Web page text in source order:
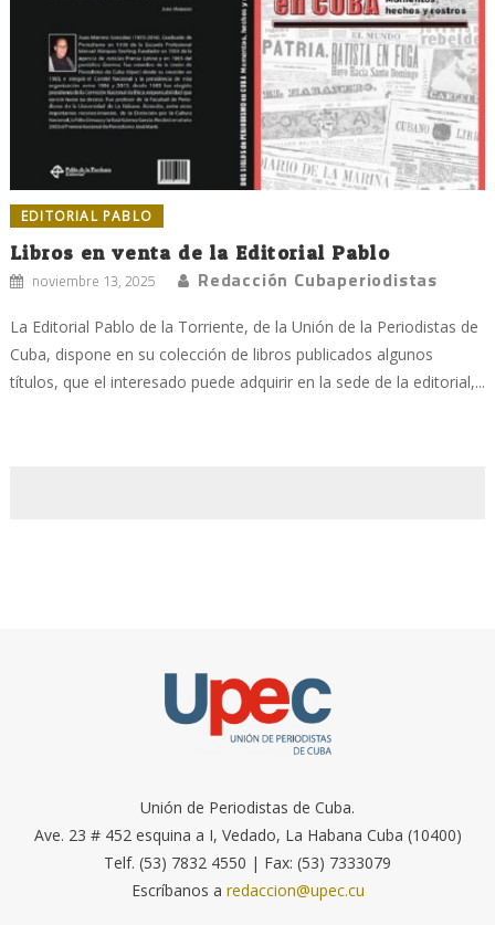
EDITORIAL PABLO
Libros en venta de la Editorial Pablo
noviembre 13, 2025 Redacción Cubaperiodistas
La Editorial Pablo de la Torriente, de la Unión de la Periodistas de
Cuba, dispone en su colección de libros publicados algunos
títulos, que el interesado puede adquirir en la sede de la editorial,...
Unión de Periodistas de Cuba.
Ave. 23 # 452 esquina a I, Vedado, La Habana Cuba (10400)
Telf. (53) 7832 4550 | Fax: (53) 7333079
Escríbanos a redaccion@upec.cu